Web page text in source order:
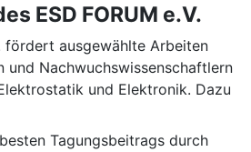
ESD FORUM e.V.
fördert ausgewählte Arbeiten
und Nachwuchswissenschaftlern
und Elektronik. Dazu
Tagungsbeitrags durch